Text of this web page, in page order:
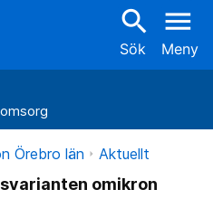
search
Sök
menu
Meny
Örebro län Aktuellt
omikron